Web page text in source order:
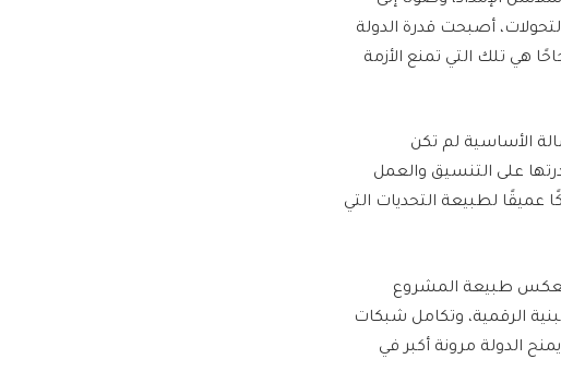
أصبحت قدرة الدولة
هي تلك التي تمنع الأزمة
الأساسية لم تكن
على التنسيق والعمل
لطبيعة التحديات التي
يعكس طبيعة المشروع
الرقمية، وتكامل شبكات
الدولة مرونة أكبر في